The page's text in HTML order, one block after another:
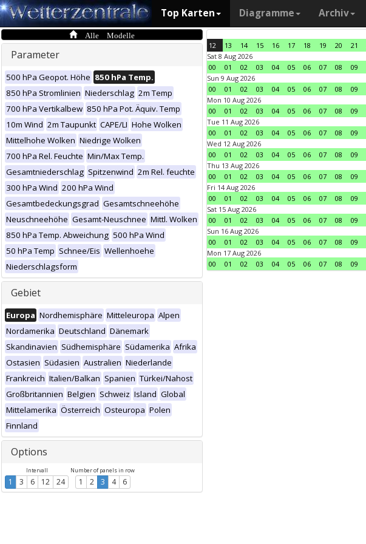
Top Karten Diagramme Archiv
Alle Modelle
Parameter
500 hPa Geopot. Höhe 850 hPa Temp.
850 hPa Stromlinien Niederschlag 2m Temp
700 hPa Vertikalbew 850 hPa Pot. Äquiv. Temp
10m Wind 2m Taupunkt CAPE/LI Hohe Wolken
Mittelhohe Wolken Niedrige Wolken
700 hPa Rel. Feuchte Min/Max Temp.
Gesamtniederschlag Spitzenwind 2m Rel. feuchte
300 hPa Wind 200 hPa Wind
Gesamtbedeckungsgrad Gesamtschneehöhe
Neuschneehöhe Gesamt-Neuschnee Mittl. Wolken
850 hPa Temp. Abweichung 500 hPa Wind
50 hPa Temp Schnee/Eis Wellenhoehe
Niederschlagsform
Gebiet
Europa Nordhemisphäre Mitteleuropa Alpen
Nordamerika Deutschland Dänemark
Skandinavien Südhemisphäre Südamerika Afrika
Ostasien Südasien Australien Niederlande
Frankreich Italien/Balkan Spanien Türkei/Nahost
Großbritannien Belgien Schweiz Island Global
Mittelamerika Österreich Osteuropa Polen
Finnland
Options
Intervall
1 3 6 12 24
Number of panels in row
1 2 3 4 6
12 13 14 15 16 17 18 19 20 21
Sat 8 Aug 2026
00
01 02 03 04 05 06 07 08 09
Sun 9 Aug 2026
00
01 02 03 04 05 06 07 08 09
Mon 10 Aug 2026
00
01 02 03 04 05 06 07 08 09
Tue 11 Aug 2026
00
01 02 03 04 05 06 07 08 09
Wed 12 Aug 2026
00
01 02 03 04 05 06 07 08 09
Thu 13 Aug 2026
00
01 02 03 04 05 06 07 08 09
Fri 14 Aug 2026
00
01 02 03 04 05 06 07 08 09
Sat 15 Aug 2026
00
01 02 03 04 05 06 07 08 09
Sun 16 Aug 2026
00
01 02 03 04 05 06 07 08 09
Mon 17 Aug 2026
00
01 02 03 04 05 06 07 08 09